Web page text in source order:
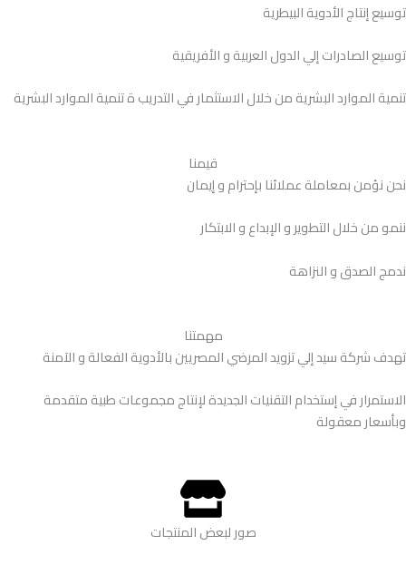
توسيع إنتاج الأدوية البيطرية
توسيع الصادرات إلي الدول العربية و الأفريقية
تنمية الموارد البشرية من خلال الاستثمار في التدريب ة تنمية الموارد البشرية
قيمنا
نحن نؤمن بمعاملة عملائنا بإحترام و إيمان
ننمو من خلال التطوير و الإبداع و الابتكار
ندمج الصدق و النزاهة
مهمتنا
تهدف شركة سيد إلي تزويد المرضي المصريين بالأدوية الفعالة و الآمنة
الاستمرار في إستخدام التقنيات الجديدة لإنتاج مجموعات طبية متقدمة
وبأسعار معقولة
صور لبعض المنتجات